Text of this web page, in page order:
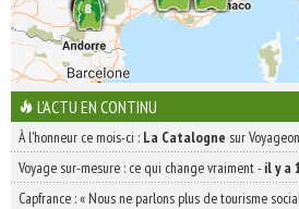
L'ACTU EN CONTINU
À l'honneur ce mois-ci : La Catalogne sur
Voyage sur-mesure : ce qui change vraiment-il y a
Capfrance : « Nous ne parlons plus de tourisme